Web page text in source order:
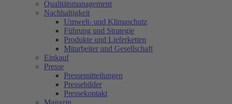
Qualitätsmanagement
Nachhaltigkeit
Umwelt- und Klimaschutz
Führung und Strategie
Produkte und Lieferketten
Mitarbeiter und Gesellschaft
Einkauf
Presse
Pressemitteilungen
Pressebilder
Pressekontakt
Magazin